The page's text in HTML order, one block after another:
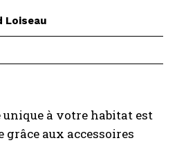
Loiseau
à votre habitat est
grâce aux accessoires